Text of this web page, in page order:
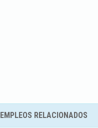
EMPLEOS RELACIONADOS